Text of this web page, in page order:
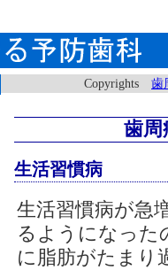
歯
生活習慣病
生活習慣病が急
るようになった
に脂肪がたまり
Copyrights 歯